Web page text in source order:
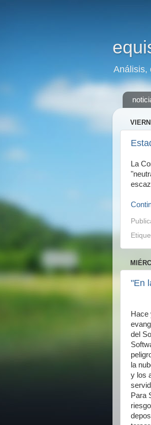
Análisis,
La
"En
Hace
del
la
y los
Para